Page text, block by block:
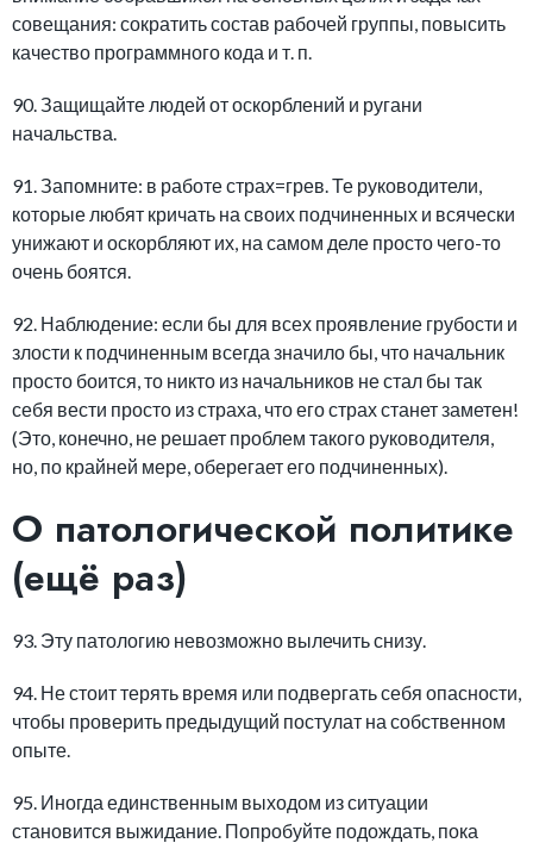
совещания: сократить состав рабочей группы, повысить
качество программного кода и т. п.
90. Защищайте людей от оскорблений и ругани
начальства.
91. Запомните: в работе страх=грев. Те руководители,
которые любят кричать на своих подчиненных и всячески
унижают и оскорбляют их, на самом деле просто чего-то
очень боятся.
92. Наблюдение: если бы для всех проявление грубости и
злости к подчиненным всегда значило бы, что начальник
просто боится, то никто из начальников не стал бы так
себя вести просто из страха, что его страх станет заметен!
(Это, конечно, не решает проблем такого руководителя,
но, по крайней мере, оберегает его подчиненных).
О патологической политике
(ещё раз)
93. Эту патологию невозможно вылечить снизу.
94. Не стоит терять время или подвергать себя опасности,
чтобы проверить предыдущий постулат на собственном
опыте.
95. Иногда единственным выходом из ситуации
становится выжидание. Попробуйте подождать, пока